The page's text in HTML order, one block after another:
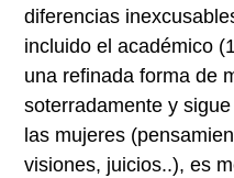
diferencias
incluido el académico
una refinada forma de
soterradamente y
las mujeres
visiones, juicios..), es